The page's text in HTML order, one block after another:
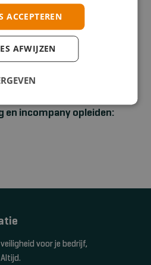
en incompany opleiden:
voor je bedrijf,
ACCEPTEREN
AFWIJZEN